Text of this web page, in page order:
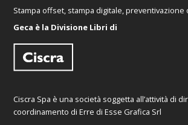
Stampa offset, stampa digitale, preventivazione
Geca è la Divisione Libri di
Ciscra Spa è una società soggetta all’attività di
coordinamento di Erre di Esse Grafica Srl